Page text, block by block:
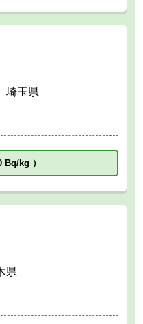
埼玉県
Bq/kg ）
県